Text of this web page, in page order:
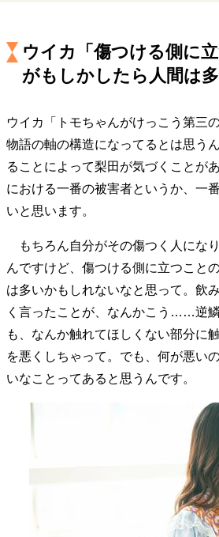
リーダーの流儀 変革の原動力
トップが描く未来
マインドセット
重圧との向き合い方 一流のルーテ
忘れられない言葉
10代・20代の土
40代からの景色 美しさの哲学
親になるということ
病が教えてく
移住という選択
熱狂できるもの
私を彩るエッセンス
60代のネクス
70代のグランドデザイン
ウイカ「傷つける側に
がもしかしたら人間は多
ウイカ「トモちゃんがけっこう第三
物語の軸の構造になってるとは思う
ることによって梨田が気づくことが
における一番の被害者というか、一
いと思います。
もちろん自分がその傷つく人にな
んですけど、傷つける側に立つこと
は多いかもしれないなと思って。飲
く言ったことが、なんかこう……逆
も、なんか触れてほしくない部分に
を悪くしちゃって。でも、何が悪い
いなことってあると思うんです。